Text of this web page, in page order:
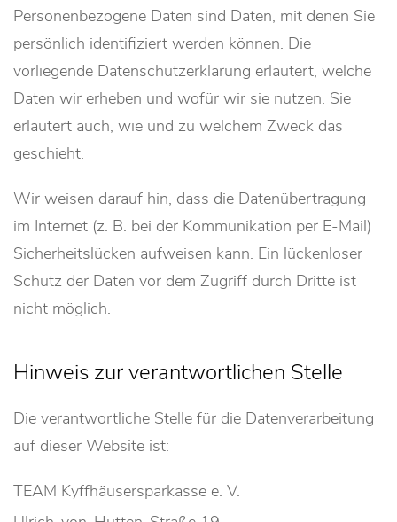
Personenbezogene Daten sind Daten, mit denen Sie
persönlich identifiziert werden können. Die
vorliegende Datenschutzerklärung erläutert, welche
Daten wir erheben und wofür wir sie nutzen. Sie
erläutert auch, wie und zu welchem Zweck das
geschieht.
Wir weisen darauf hin, dass die Datenübertragung
im Internet (z. B. bei der Kommunikation per E-Mail)
Sicherheitslücken aufweisen kann. Ein lückenloser
Schutz der Daten vor dem Zugriff durch Dritte ist
nicht möglich.
Hinweis zur verantwortlichen Stelle
Die verantwortliche Stelle für die Datenverarbeitung
auf dieser Website ist:
TEAM Kyffhäusersparkasse e. V.